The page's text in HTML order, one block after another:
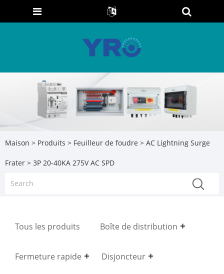
Maison > Produits > Feuilleur de foudre > AC Lightning Surge
Frater > 3P 20-40KA 275V AC SPD
Tous les produits Boîte de distribution
Fermeture rapide Disjoncteur